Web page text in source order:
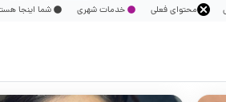
محتوای فعلی خدمات شهری شما اینجا